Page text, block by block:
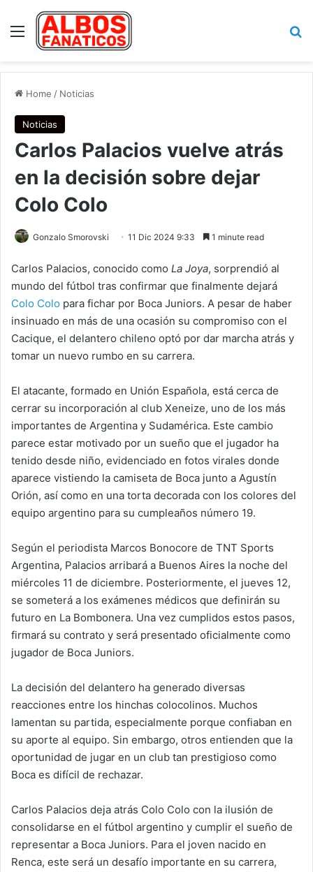
Menu
Home / Noticias
Noticias
Carlos Palacios vuelve atrás
en la decisión sobre dejar
Colo Colo
Gonzalo Smorovski 11 Dic 2024 9:33 1 minute read
Carlos Palacios, conocido como La Joya, sorprendió al
mundo del fútbol tras confirmar que finalmente dejará
Colo Colo para fichar por Boca Juniors. A pesar de haber
insinuado en más de una ocasión su compromiso con el
Cacique, el delantero chileno optó por dar marcha atrás y
tomar un nuevo rumbo en su carrera.
El atacante, formado en Unión Española, está cerca de
cerrar su incorporación al club Xeneize, uno de los más
importantes de Argentina y Sudamérica. Este cambio
parece estar motivado por un sueño que el jugador ha
tenido desde niño, evidenciado en fotos virales donde
aparece vistiendo la camiseta de Boca junto a Agustín
Orión, así como en una torta decorada con los colores del
equipo argentino para su cumpleaños número 19.
Según el periodista Marcos Bonocore de TNT Sports
Argentina, Palacios arribará a Buenos Aires la noche del
miércoles 11 de diciembre. Posteriormente, el jueves 12,
se someterá a los exámenes médicos que definirán su
futuro en La Bombonera. Una vez cumplidos estos pasos,
firmará su contrato y será presentado oficialmente como
jugador de Boca Juniors.
La decisión del delantero ha generado diversas
reacciones entre los hinchas colocolinos. Muchos
lamentan su partida, especialmente porque confiaban en
su aporte al equipo. Sin embargo, otros entienden que la
oportunidad de jugar en un club tan prestigioso como
Boca es difícil de rechazar.
Carlos Palacios deja atrás Colo Colo con la ilusión de
consolidarse en el fútbol argentino y cumplir el sueño de
representar a Boca Juniors. Para el joven nacido en
Renca, este será un desafío importante en su carrera,